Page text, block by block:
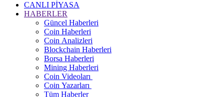
CANLI PİYASA
HABERLER
Güncel Haberleri
Coin Haberleri
Coin Analizleri
Blockchain Haberleri
Borsa Haberleri
Mining Haberleri
Coin Videoları
Coin Yazarları
Tüm Haberler